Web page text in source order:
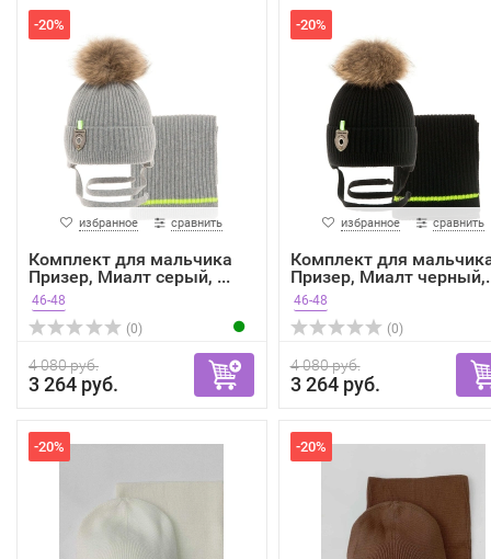
-20%
избранное сравнить
Комплект для мальчика
Призер, Миалт серый, ...
46-48
(0)
4 080 руб.
3 264 руб.
-20%
избранное сравнить
Комплект для
Призер, Миалт
46-48
(0)
4 080 руб.
3 264 руб.
-20% -20%